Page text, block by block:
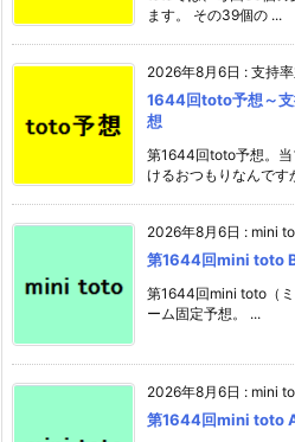
ます。 その39個の ...
2026年8月6日 : 支持
1644回toto予想～支
想
第1644回toto予想。
けるおつもりなんです
2026年8月6日 : mini
第1644回mini toto
第1644回mini toto（
ーム固定予想。 ...
2026年8月6日 : mini
第1644回mini toto